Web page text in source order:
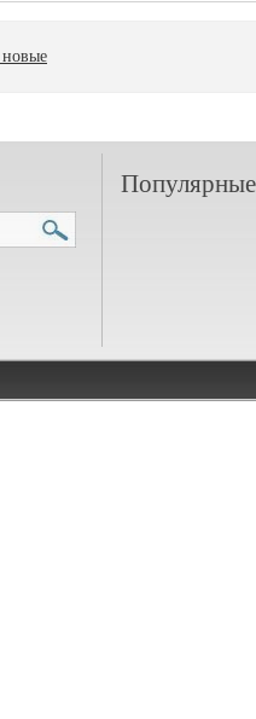
Популярные